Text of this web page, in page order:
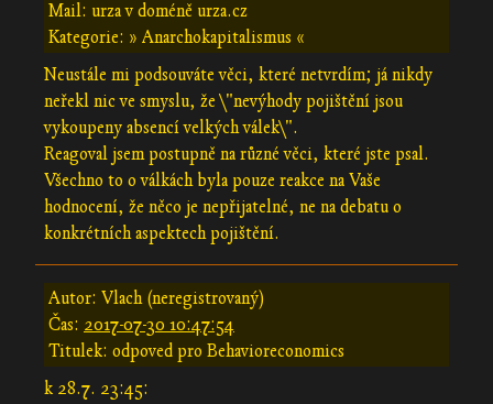
Mail: urza v doméně urza.cz
Kategorie: » Anarchokapitalismus «
Neustále mi podsouváte věci, které netvrdím; já nikdy
neřekl nic ve smyslu, že \"nevýhody pojištění jsou
vykoupeny absencí velkých válek\".
Reagoval jsem postupně na různé věci, které jste psal.
Všechno to o válkách byla pouze reakce na Vaše
hodnocení, že něco je nepřijatelné, ne na debatu o
konkrétních aspektech pojištění.
Autor: Vlach (neregistrovaný)
Čas: 2017-07-30 10:47:54
Titulek: odpoved pro Behavioreconomics
k 28.7. 23:45: